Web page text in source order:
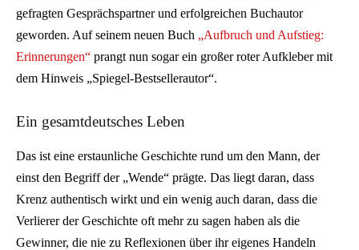
gefragten Gesprächspartner und erfolgreichen Buchautor
geworden. Auf seinem neuen Buch „Aufbruch und Aufstieg:
Erinnerungen“ prangt nun sogar ein großer roter Aufkleber mit
dem Hinweis „Spiegel-Bestsellerautor“.
Ein gesamtdeutsches Leben
Das ist eine erstaunliche Geschichte rund um den Mann, der
einst den Begriff der „Wende“ prägte. Das liegt daran, dass
Krenz authentisch wirkt und ein wenig auch daran, dass die
Verlierer der Geschichte oft mehr zu sagen haben als die
Gewinner, die nie zu Reflexionen über ihr eigenes Handeln